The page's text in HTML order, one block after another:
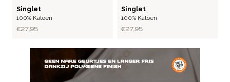
RIB
Singlet
100% Katoen
€ 27,95
RIB
Singlet
100% Katoen
€ 27,95